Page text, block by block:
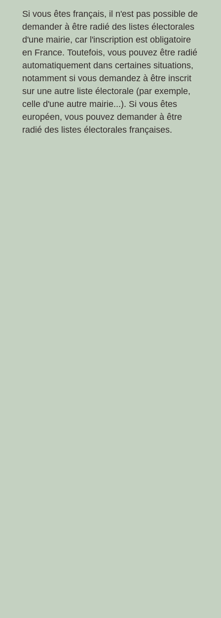
Si vous êtes français, il n'est pas possible de
demander à être radié des listes électorales
d'une mairie, car l'inscription est obligatoire
en France. Toutefois, vous pouvez être radié
automatiquement dans certaines situations,
notamment si vous demandez à être inscrit
sur une autre liste électorale (par exemple,
celle d'une autre mairie...). Si vous êtes
européen, vous pouvez demander à être
radié des listes électorales françaises.